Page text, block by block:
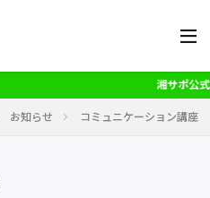
湘サポ公式
お知らせ コミュニケーション講座